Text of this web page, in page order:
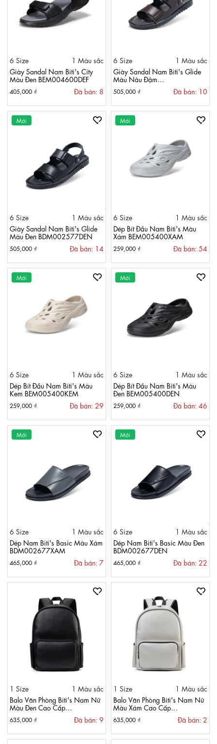
6 Size
1 Màu sắc
Giày Sandal Nam Biti's City
Màu Đen BEM004600DEF
405,000 ₫ Đã bán: 8
6 Size
1 Màu sắc
Giày Sandal Nam Biti's Glide
Màu Nâu Đậm
505,000 ₫ Đã bán: 10
Mới
6 Size
1 Màu sắc
Giày Sandal Nam Biti's Glide
Màu Đen BDM002577DEN
505,000 ₫ Đã bán: 14
Mới
6 Size
1 Màu sắc
Dép Bít Đầu Nam Biti's Màu
Xám BEM005400XAM
259,000 ₫ Đã bán: 54
Mới
6 Size
1 Màu sắc
Dép Bít Đầu Nam Biti's Màu
Kem BEM005400KEM
259,000 ₫ Đã bán: 29
Mới
6 Size
1 Màu sắc
Dép Bít Đầu Nam Biti's Màu
Đen BEM005400DEN
259,000 ₫ Đã bán: 46
Mới
6 Size
1 Màu sắc
Dép Nam Biti's Basic Màu Xám
BDM002677XAM
465,000 ₫ Đã bán: 7
Mới
6 Size
1 Màu sắc
Dép Nam Biti's Basic Màu Đen
BDM002677DEN
465,000 ₫ Đã bán: 22
1 Size
1 Màu sắc
Balo Văn Phòng Biti's Nam Nữ
Màu Đen Cao Cấp
BBBM01700DEN
635,000 ₫ Đã bán: 9
1 Size
1 Màu sắc
Balo Văn Phòng Biti's Nam Nữ
Màu Xám Cao Cấp
BBBM01700XAM
635,000 ₫ Đã bán: 2